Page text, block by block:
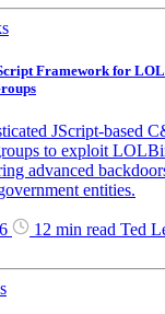
Framework for
JScript-based
to exploit
advanced
entities.
12 min read Ted